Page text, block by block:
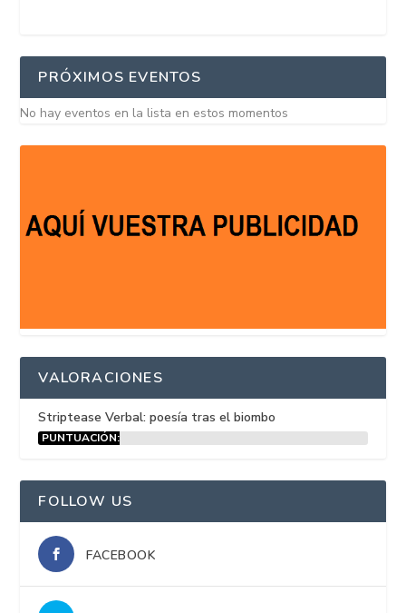
PRÓXIMOS EVENTOS
No hay eventos en la lista en estos momentos
VALORACIONES
Striptease Verbal: poesía tras el biombo
PUNTUACIÓN:
FOLLOW US
FACEBOOK